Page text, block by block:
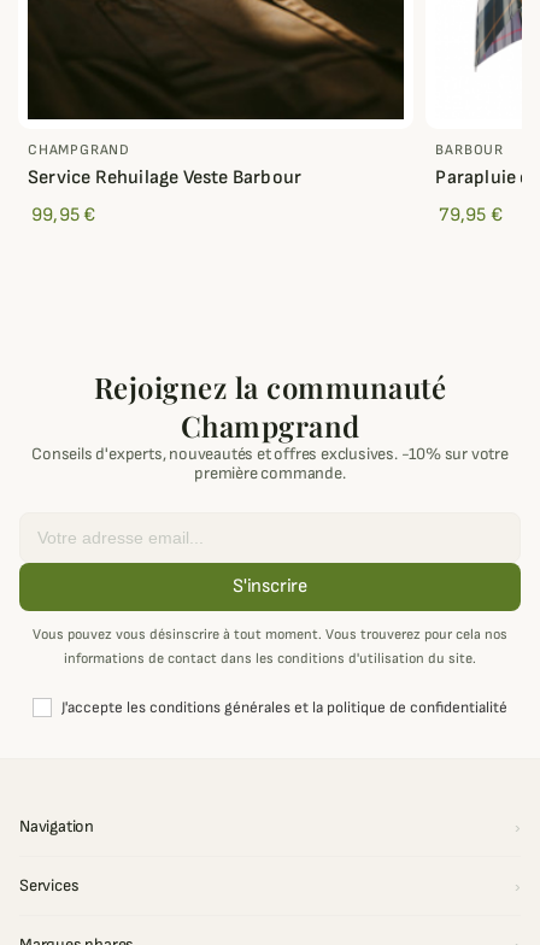
CHAMPGRAND
Service Rehuilage Veste Barbour
99,95 €
BARBOUR
Parapluie
79,95 €
Rejoignez la communauté
Champgrand
Conseils d'experts, nouveautés et offres exclusives. -10% sur votre
première commande.
S'inscrire
Vous pouvez vous désinscrire à tout moment. Vous trouverez pour cela nos
informations de contact dans les conditions d'utilisation du site.
J'accepte les conditions générales et la politique de confidentialité
Navigation
Services